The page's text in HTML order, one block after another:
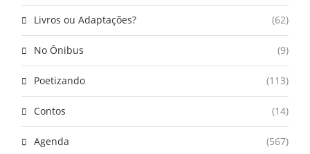
Livros ou Adaptações? (62)
No Ônibus (9)
Poetizando (113)
Contos (14)
Agenda (567)